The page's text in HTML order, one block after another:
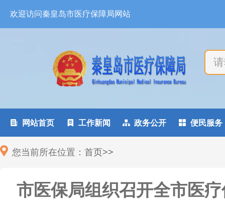
欢迎访问秦皇岛市医疗保障局网站
 网站首页  工作新闻  政务公开  便民服务
您当前所在位置： 首页>>
市医保局组织召开全市医